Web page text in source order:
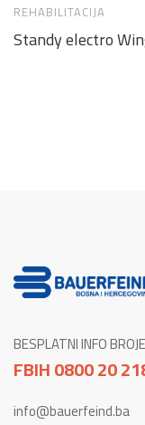
REHABILITACIJA
Standy electro
BESPLATNI INFO
FBIH 0800 20
info@bauerfeind.ba